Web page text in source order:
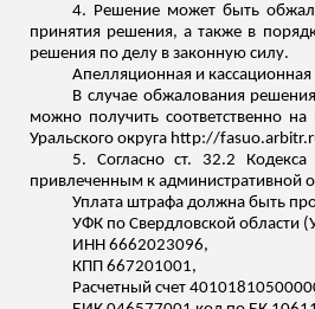
4. Решение может быть
принятия решения, а также в
решения по делу в законную силу.
Апелляционная и
В случае обжалования
можно получить соответственно
Уральского округа http://
5. Согласно ст. 32.2
привлеченным к административной
Уплата штрафа должна быть
УФК по Свердловской области
ИНН 6662023096,
КПП 667201001,
Расчетный счет